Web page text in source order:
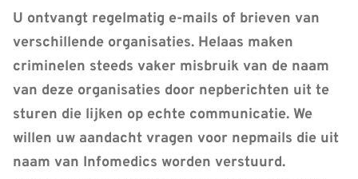
U ontvangt regelmatig e-mails of brieven van
verschillende organisaties. Helaas maken
criminelen steeds vaker misbruik van de naam
van deze organisaties door nepberichten uit te
sturen die lijken op echte communicatie. We
willen uw aandacht vragen voor nepmails die uit
naam van Infomedics worden verstuurd.